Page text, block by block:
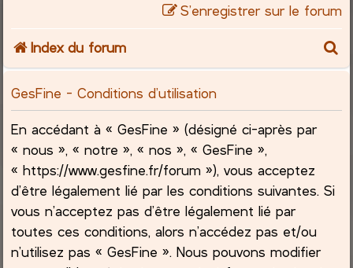
S’enregistrer sur le forum
Index du forum
c
GesFine - Conditions d’utilisation
En accédant à « GesFine » (désigné ci-après par
« nous », « notre », « nos », « GesFine »,
« https://www.gesfine.fr/forum »), vous acceptez
d’être légalement lié par les conditions suivantes. Si
vous n’acceptez pas d’être légalement lié par
toutes ces conditions, alors n’accédez pas et/ou
n’utilisez pas « GesFine ». Nous pouvons modifier